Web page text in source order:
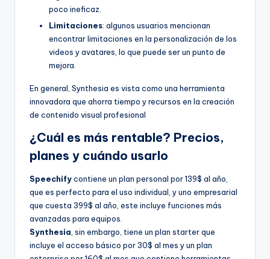
poco ineficaz.
Limitaciones: algunos usuarios mencionan
encontrar limitaciones en la personalización de los
videos y avatares, lo que puede ser un punto de
mejora.
En general, Synthesia es vista como una herramienta
innovadora que ahorra tiempo y recursos en la creación
de contenido visual profesional
¿Cuál es más rentable? Precios,
planes y cuándo usarlo
Speechifycontiene un plan personal por 139$ al año,
que es perfecto para el uso individual, y uno empresarial
que cuesta 399$ al año, este incluye funciones más
avanzadas para equipos.
Synthesia , sin embargo, tiene un plan starter que
incluye el acceso básico por 30$ al mes y un plan